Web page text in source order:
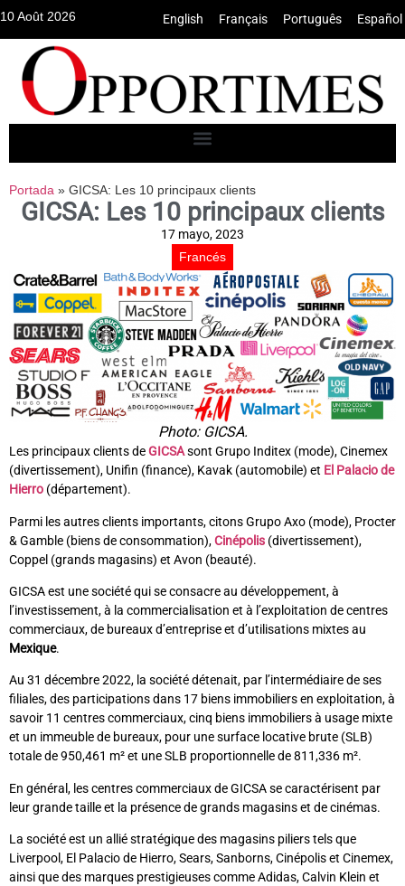
10 Août 2026 English Français Português Español
Portada » GICSA: Les 10 principaux clients
GICSA: Les 10 principaux clients
17 mayo, 2023
Francés
Photo: GICSA.
Les principaux clients deGICSAsont Grupo Inditex (mode), Cinemex
(divertissement), Unifin (finance), Kavak (automobile) et El Palacio de
Hierro (département).
Parmi les autres clients importants, citons Grupo Axo (mode), Procter
& Gamble (biens de consommation),Cinépolis (divertissement),
Coppel (grands magasins) et Avon (beauté).
GICSA est une société qui se consacre au développement, à
l’investissement, à la commercialisation et à l’exploitation de centres
commerciaux, de bureaux d’entreprise et d’utilisations mixtes au
Mexique.
Au 31 décembre 2022, la société détenait, par l’intermédiaire de ses
filiales, des participations dans 17 biens immobiliers en exploitation, à
savoir 11 centres commerciaux, cinq biens immobiliers à usage mixte
et un immeuble de bureaux, pour une surface locative brute (SLB)
totale de 950,461 m² et une SLB proportionnelle de 811,336 m².
En général, les centres commerciaux de GICSA se caractérisent par
leur grande taille et la présence de grands magasins et de cinémas.
La société est un allié stratégique des magasins piliers tels que
Liverpool, El Palacio de Hierro, Sears, Sanborns, Cinépolis et Cinemex,
ainsi que des marques prestigieuses comme Adidas, Calvin Klein et